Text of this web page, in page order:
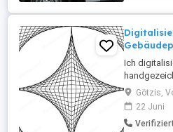
Ich
CAD -
von
wie auch
Götzis,
22 Juni